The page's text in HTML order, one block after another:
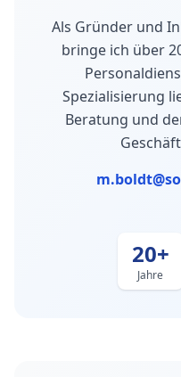
Als Gründer und
bringe ich über
Spezialisierung
Beratung und
20+
Jahre